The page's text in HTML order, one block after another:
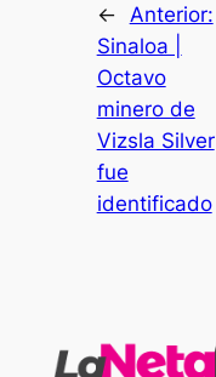
←
Anterior:
Sinaloa |
Octavo
minero de
Vizsla Silver
fue
identificado